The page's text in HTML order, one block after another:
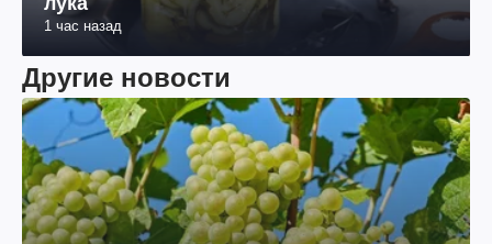
1 час назад
Другие новости